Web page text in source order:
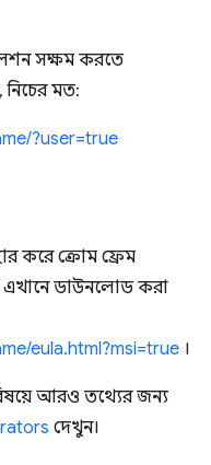
সক্ষম করতে
মত:
?user=true
করে ক্রোম ফ্রেম
এখানে ডাউনলোড করা
eula.html?msi=true ।
আরও তথ্যের জন্য
দেখুন।